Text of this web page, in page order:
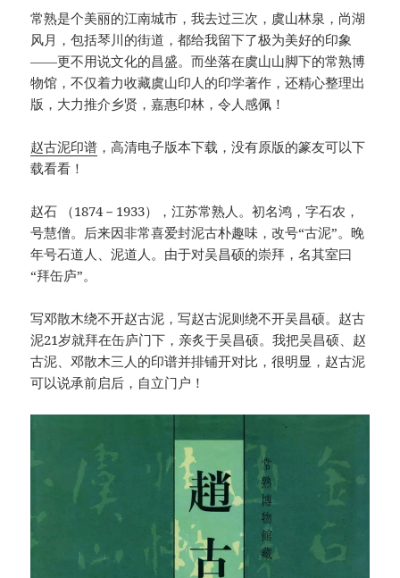
常熟是个美丽的江南城市，我去过三次，虞山林泉，尚湖
风月，包括琴川的街道，都给我留下了极为美好的印象
——更不用说文化的昌盛。而坐落在虞山山脚下的常熟博
物馆，不仅着力收藏虞山印人的印学著作，还精心整理出
版，大力推介乡贤，嘉惠印林，令人感佩！
赵古泥印谱 ，高清电子版本下载，没有原版的篆友可以下
载看看！
赵石 （1874－1933），江苏常熟人。初名鸿，字石农，
号慧僧。后来因非常喜爱封泥古朴趣味，改号“古泥”。晚
年号石道人、泥道人。由于对吴昌硕的崇拜，名其室曰
“拜缶庐”。
写邓散木绕不开赵古泥，写赵古泥则绕不开吴昌硕。赵古
泥21岁就拜在缶庐门下，亲炙于吴昌硕。我把吴昌硕、赵
古泥、邓散木三人的印谱并排铺开对比，很明显，赵古泥
可以说承前启后，自立门户！